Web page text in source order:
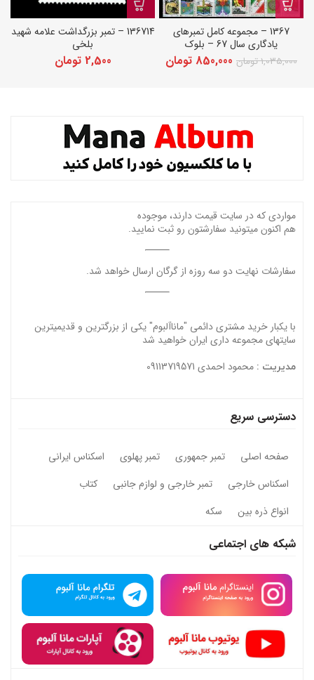
1367 – مجموعه کامل تمبرهای
یادگاری سال 67 – بلوک
1,035,000تومان قیمت
850,000 تومان
136714 – تمبر بزرگداشت علامه شهید
بلخی
2,500 تومان
مواردی که در سایت قیمت دارند، موجوده
هم اکنون میتونید سفارشتون رو ثبت نمایید.
سفارشات نهایت دو سه روزه از گرگان ارسال خواهد شد.
با یکبار خرید مشتری دائمی "ماناآلبوم" یکی از بزرگترین و قدیمیترین
سایتهای مجموعه داری ایران خواهید شد
مدیریت : محمود احمدی 09113719571
دسترسی سریع
صفحه اصلی تمبر جمهوری تمبر پهلوی
اسکناس ایرانی
اسکناس خارجی
تمبر خارجی و لوازم جانبی
کتاب
انواع ذره بین
سکه
شبکه های اجتماعی